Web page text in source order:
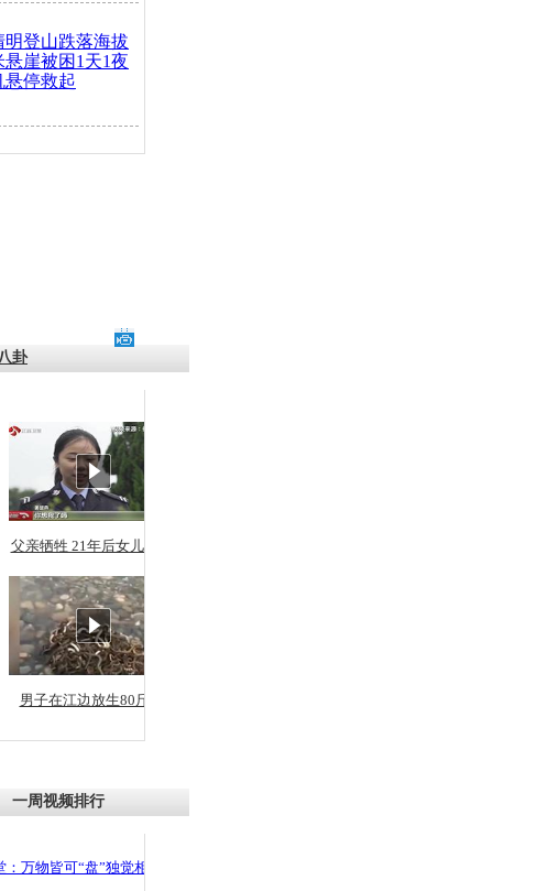
明登山跌落海拔
悬崖被困1天1夜
悬停救起
承四千年传统习
万民众为娥皇女
行
车逆行被查情绪
上回答崩溃原
文苗乡上万人欢
卦
父亲牺牲 21年后女儿从警
男子在江边放生80斤蛇
一周视频排行
万物皆可“盘”独觉相声